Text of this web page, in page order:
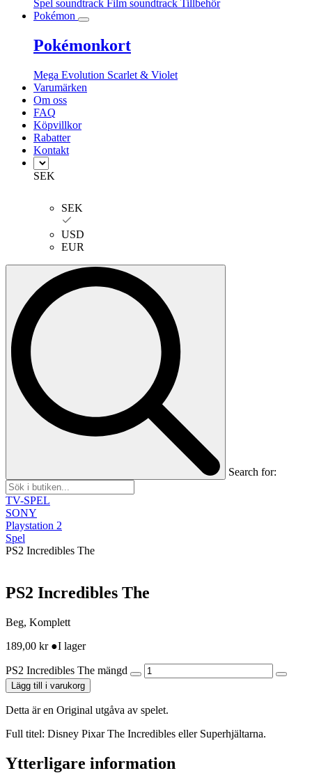
Spel soundtrack Film soundtrack Tillbehör
Pokémon
Pokémonkort
Mega Evolution Scarlet & Violet
Varumärken
Om oss
FAQ
Köpvillkor
Rabatter
Kontakt
SEK
SEK
USD
EUR
Search for:
TV-SPEL
SONY
Playstation 2
Spel
PS2 Incredibles The
PS2 Incredibles The
Beg, Komplett
189,00 kr ●I lager
PS2 Incredibles The mängd
Lägg till i varukorg
Detta är en Original utgåva av spelet.
Full titel: Disney Pixar The Incredibles eller Superhjältarna.
Ytterligare information